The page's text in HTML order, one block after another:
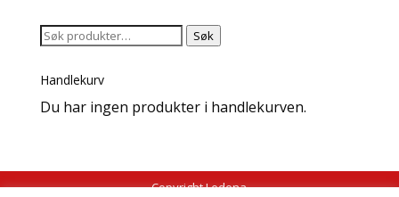
Søk
Søk
Handlekurv
Du har ingen produkter i handlekurven.
Copyright Ledena